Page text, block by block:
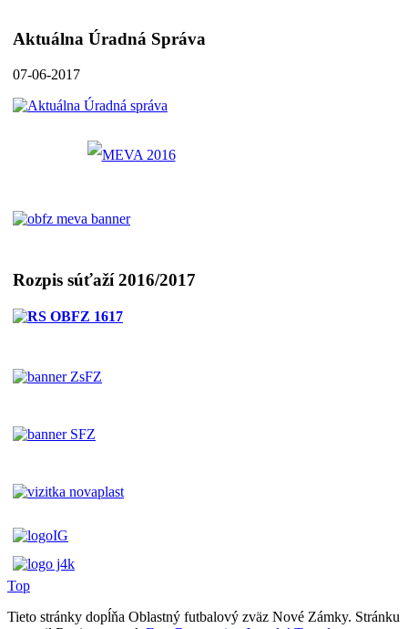
Aktuálna Úradná Správa
07-06-2017
Rozpis súťaží 2016/2017
Top
Tieto stránky dopĺňa Oblastný futbalový zväz Nové Zámky. Stránku